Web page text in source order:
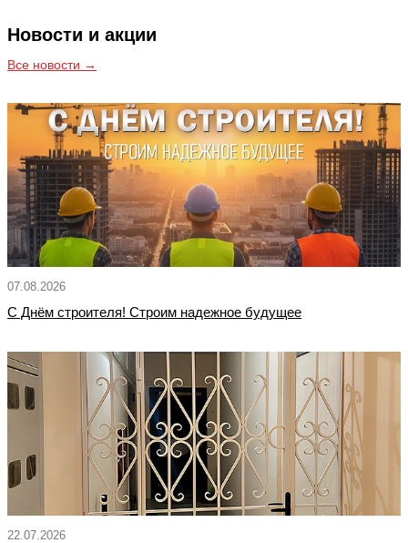
Новости и акции
Все новости →
07.08.2026
С Днём строителя! Строим надежное будущее
22.07.2026